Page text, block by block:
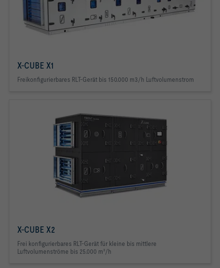
X-CUBE X1
Freikonfigurierbares RLT-Gerät bis 150.000 m3/h Luftvolumenstrom
X-CUBE X2
Frei konfigurierbares RLT-Gerät für kleine bis mittlere
Luftvolumenströme bis 25.000 m³/h